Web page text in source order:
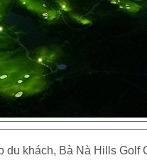
khách, Bà Nà Hills Golf